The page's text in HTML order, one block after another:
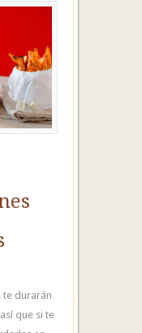
te durarán
que si te